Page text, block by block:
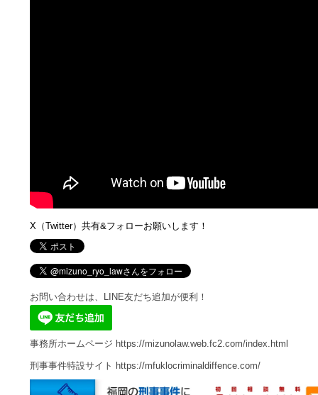
X（Twitter）共有&フォローお願いします！
お問い合わせは、LINE友だち追加が便利！
事務所ホームページ https://mizunolaw.web.fc2.com/index.html
刑事事件特設サイト https://mfuklocriminaldiffence.com/